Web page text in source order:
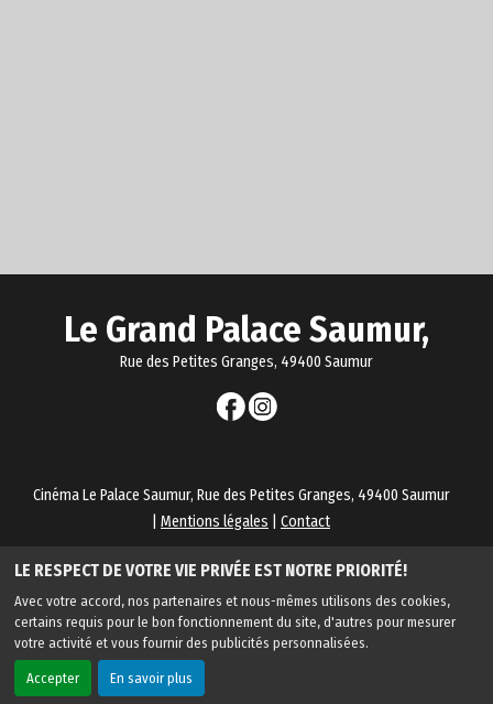
LE RESPECT DE VOTRE VIE PRIVÉE EST NOTRE PRIORITÉ!
Avec votre accord, nos partenaires et nous-mêmes utilisons des cookies,
certains requis pour le bon fonctionnement du site, d'autres pour mesurer
votre activité et vous fournir des publicités personnalisées.
Accepter En savoir plus
Le Grand Palace Saumur,
Rue des Petites Granges, 49400 Saumur
Cinéma Le Palace Saumur, Rue des Petites Granges, 49400 Saumur
Mentions légales Contact
Politique de confidentialité
Haut de page
Création site internet www.erakys.com